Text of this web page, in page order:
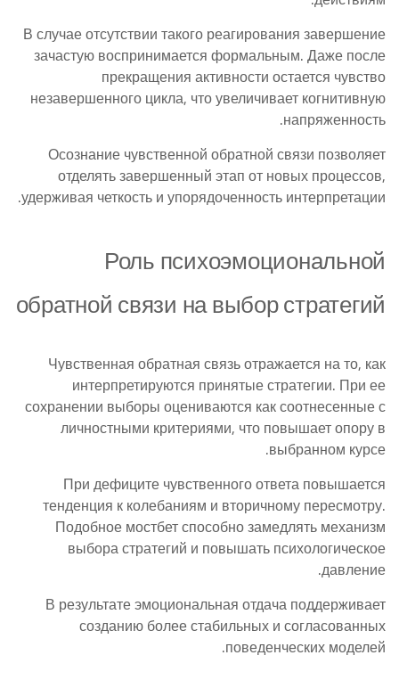
В случае отсутствии такого реагирования завершение
зачастую воспринимается формальным. Даже после
прекращения активности остается чувство
незавершенного цикла, что увеличивает когнитивную
напряженность.
Осознание чувственной обратной связи позволяет
отделять завершенный этап от новых процессов,
удерживая четкость и упорядоченность интерпретации.
Роль психоэмоциональной
обратной связи на выбор стратегий
Чувственная обратная связь отражается на то, как
интерпретируются принятые стратегии. При ее
сохранении выборы оцениваются как соотнесенные с
личностными критериями, что повышает опору в
выбранном курсе.
При дефиците чувственного ответа повышается
тенденция к колебаниям и вторичному пересмотру.
Подобное мостбет способно замедлять механизм
выбора стратегий и повышать психологическое
давление.
В результате эмоциональная отдача поддерживает
созданию более стабильных и согласованных
поведенческих моделей.